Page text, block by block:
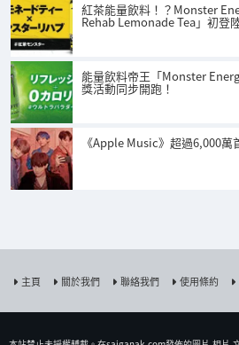
紅茶能量飲料！？Monster
Rehab Lemonade Tea」初登
能量飲料帝王「Monster
獎活動同步開跑！
《Apple Music》超過6,000萬
主頁 關於我們 聯絡我們 使用條約